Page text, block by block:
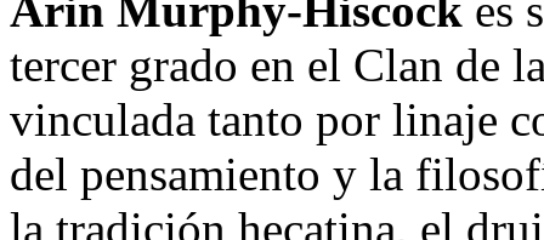
Arin Murphy-Hiscock es
tercer grado en el Clan de
vinculada tanto por linaje
del pensamiento y la
la tradición hecatina, el